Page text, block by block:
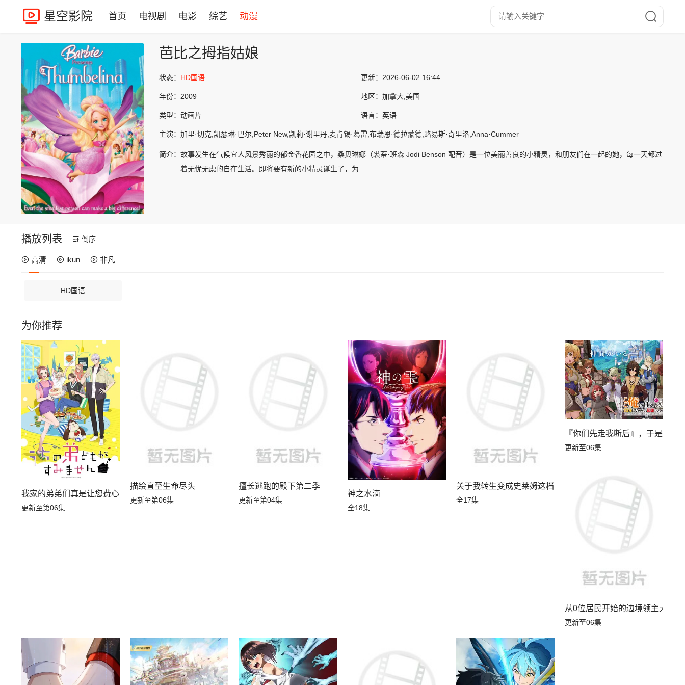
星空影院 首页 电视剧 电影 综艺 动漫
芭比之拇指姑娘
状态： HD国语 更新： 2026-06-02 16:44
年份： 2009 地区： 加拿大,美国
类型： 动画片 语言： 英语
主演： 加里·切克,凯瑟琳·巴尔,Peter New,凯莉·谢里丹,麦肯锡·葛雷,布瑞恩·德拉蒙德,路易斯·奇里洛,Anna·Cummer
简介： 故事发生在气候宜人风景秀丽的郁金香花园之中，桑贝琳娜（裘蒂·班森 Jodi Benson 配音）是一位美丽善良的小精灵，和朋友们在一起的她，每一天都过
着无忧无虑的自在生活。即将要有新的小精灵诞生了，为...
播放列表 倒序
高清 ikun 非凡
HD国语
为你推荐
我家的弟弟们真是让您费心了
更新至第06集
描绘直至生命尽头
更新至第06集
擅长逃跑的殿下第二季
更新至第04集
神之水滴
全18集
关于我转生变成史莱姆这档事第四季
全17集
『你们先走我断后』，于是10年
更新至06集
从0位居民开始的边境领主大人
更新至06集